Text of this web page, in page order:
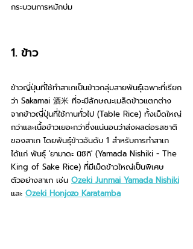
กระบวนการหมักบ่ม
1. ข้าว
ข้าวญี่ปุ่นที่ใช้ทำสาเกเป็นข้าวกลุ่มสายพันธุ์เฉพาะที่เรียก
ว่า Sakamai 酒米 ที่จะมีลักษณะเมล็ดข้าวแตกต่าง
จากข้าวญี่ปุ่นที่ใช้ทานทั่วไป (Table Rice) ทั้งเม็ดใหญ่
กว่าและเนื้อข้าวเยอะกว่าซึ่งแน่นอนว่าส่งผลต่อรสชาติ
ของสาเก โดยพันธุ์ข้าวอันดับ 1 สำหรับการทำสาเก
ได้แก่ พันธุ์ 'ยามาดะ นิชิกิ' (Yamada Nishiki - The
King of Sake Rice) ที่มีเม็ดข้าวใหญ่เป็นพิเศษ
ตัวอย่างสาเก เช่น Ozeki Junmai Yamada Nishiki
และ Ozeki Honjozo Karatamba